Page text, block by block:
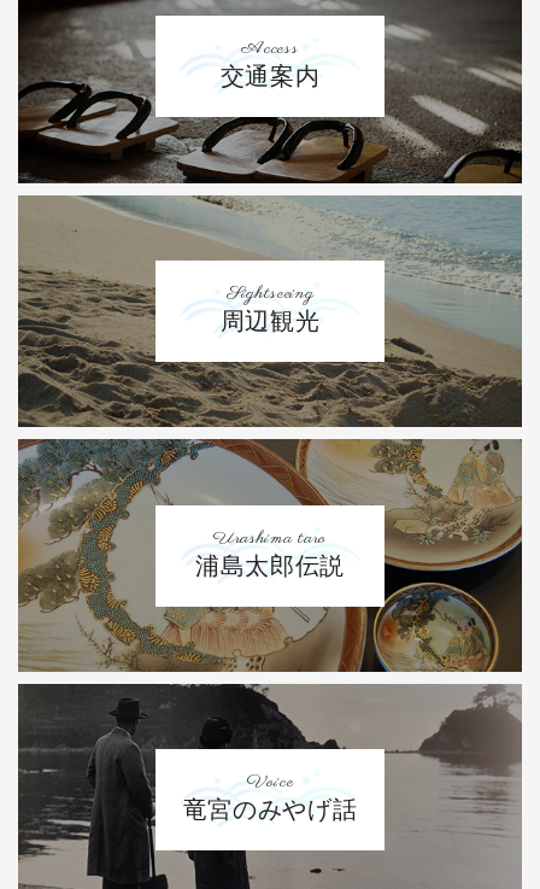
Access
交通案内
Sightseeing
周辺観光
Urashima taro
浦島太郎伝説
Voice
竜宮のみやげ話